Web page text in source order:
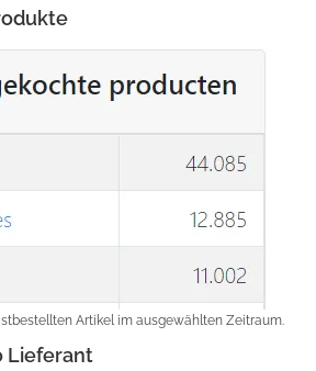
Artikel im ausgewählten Zeitraum.
Lieferant